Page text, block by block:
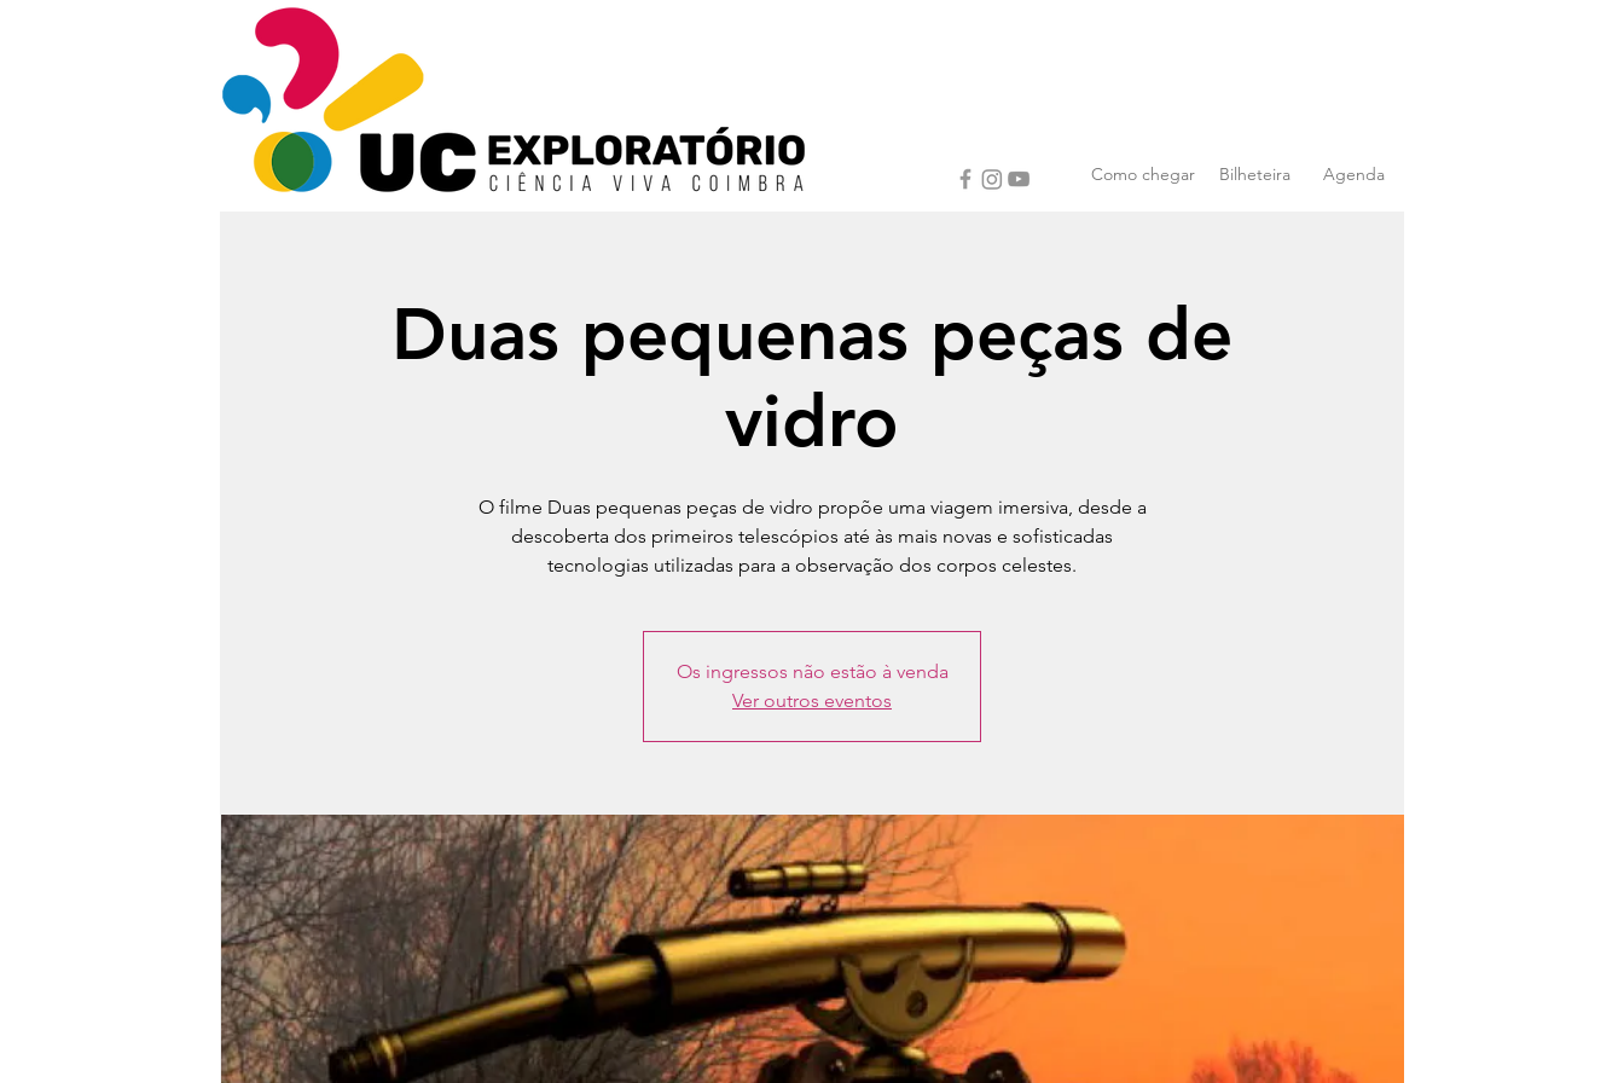
Como chegar Bilheteira Agenda
Duas pequenas peças de
vidro
O filme Duas pequenas peças de vidro propõe uma viagem imersiva, desde a
descoberta dos primeiros telescópios até às mais novas e sofisticadas
Os ingressos não estão à venda
Ver outros eventos